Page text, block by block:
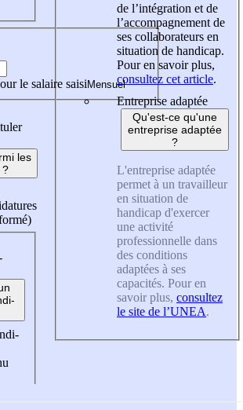
le salaire saisi
les
?
de l’intégration et de
l’accompagnement de
ses collaborateurs en
situation de handicap.
Pour en savoir plus,
consultez cet article.
Entreprise adaptée
Qu'est-ce qu'une
entreprise adaptée
?
L'entreprise adaptée
permet à un travailleur
en situation de
handicap d'exercer
une activité
professionnelle dans
des conditions
adaptées à ses
capacités. Pour en
savoir plus, consultez
le site de l’UNEA.